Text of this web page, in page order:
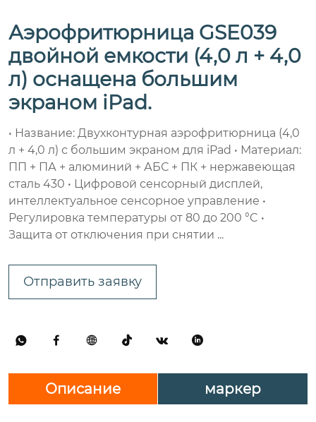
Аэрофритюрница GSE039
двойной емкости (4,0 л + 4,0
л) оснащена большим
экраном iPad.
• Название: Двухконтурная аэрофритюрница (4,0
л + 4,0 л) с большим экраном для iPad • Материал:
ПП + ПА + алюминий + АБС + ПК + нержавеющая
сталь 430 • Цифровой сенсорный дисплей,
интеллектуальное сенсорное управление •
Регулировка температуры от 80 до 200 °C •
Защита от отключения при снятии ...
Отправить заявку
     
Описание маркер